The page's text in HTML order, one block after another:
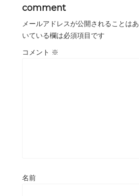
comment
メールアドレスが公開されることはあ
いている欄は必須項目です
コメント ※
名前